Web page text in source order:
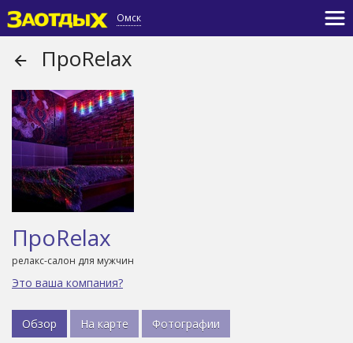
Омск
ПроRelax
ПроRelax
релакс-салон для мужчин
Это ваша компания?
Обзор На карте Фотографии